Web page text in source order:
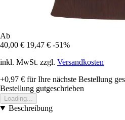
Ab
40,00 € 19,47 € -51%
inkl. MwSt. zzgl. Versandkosten
+0,97 € für Ihre nächste Bestellung
Bestellung gutgeschrieben
Loading...
Beschreibung